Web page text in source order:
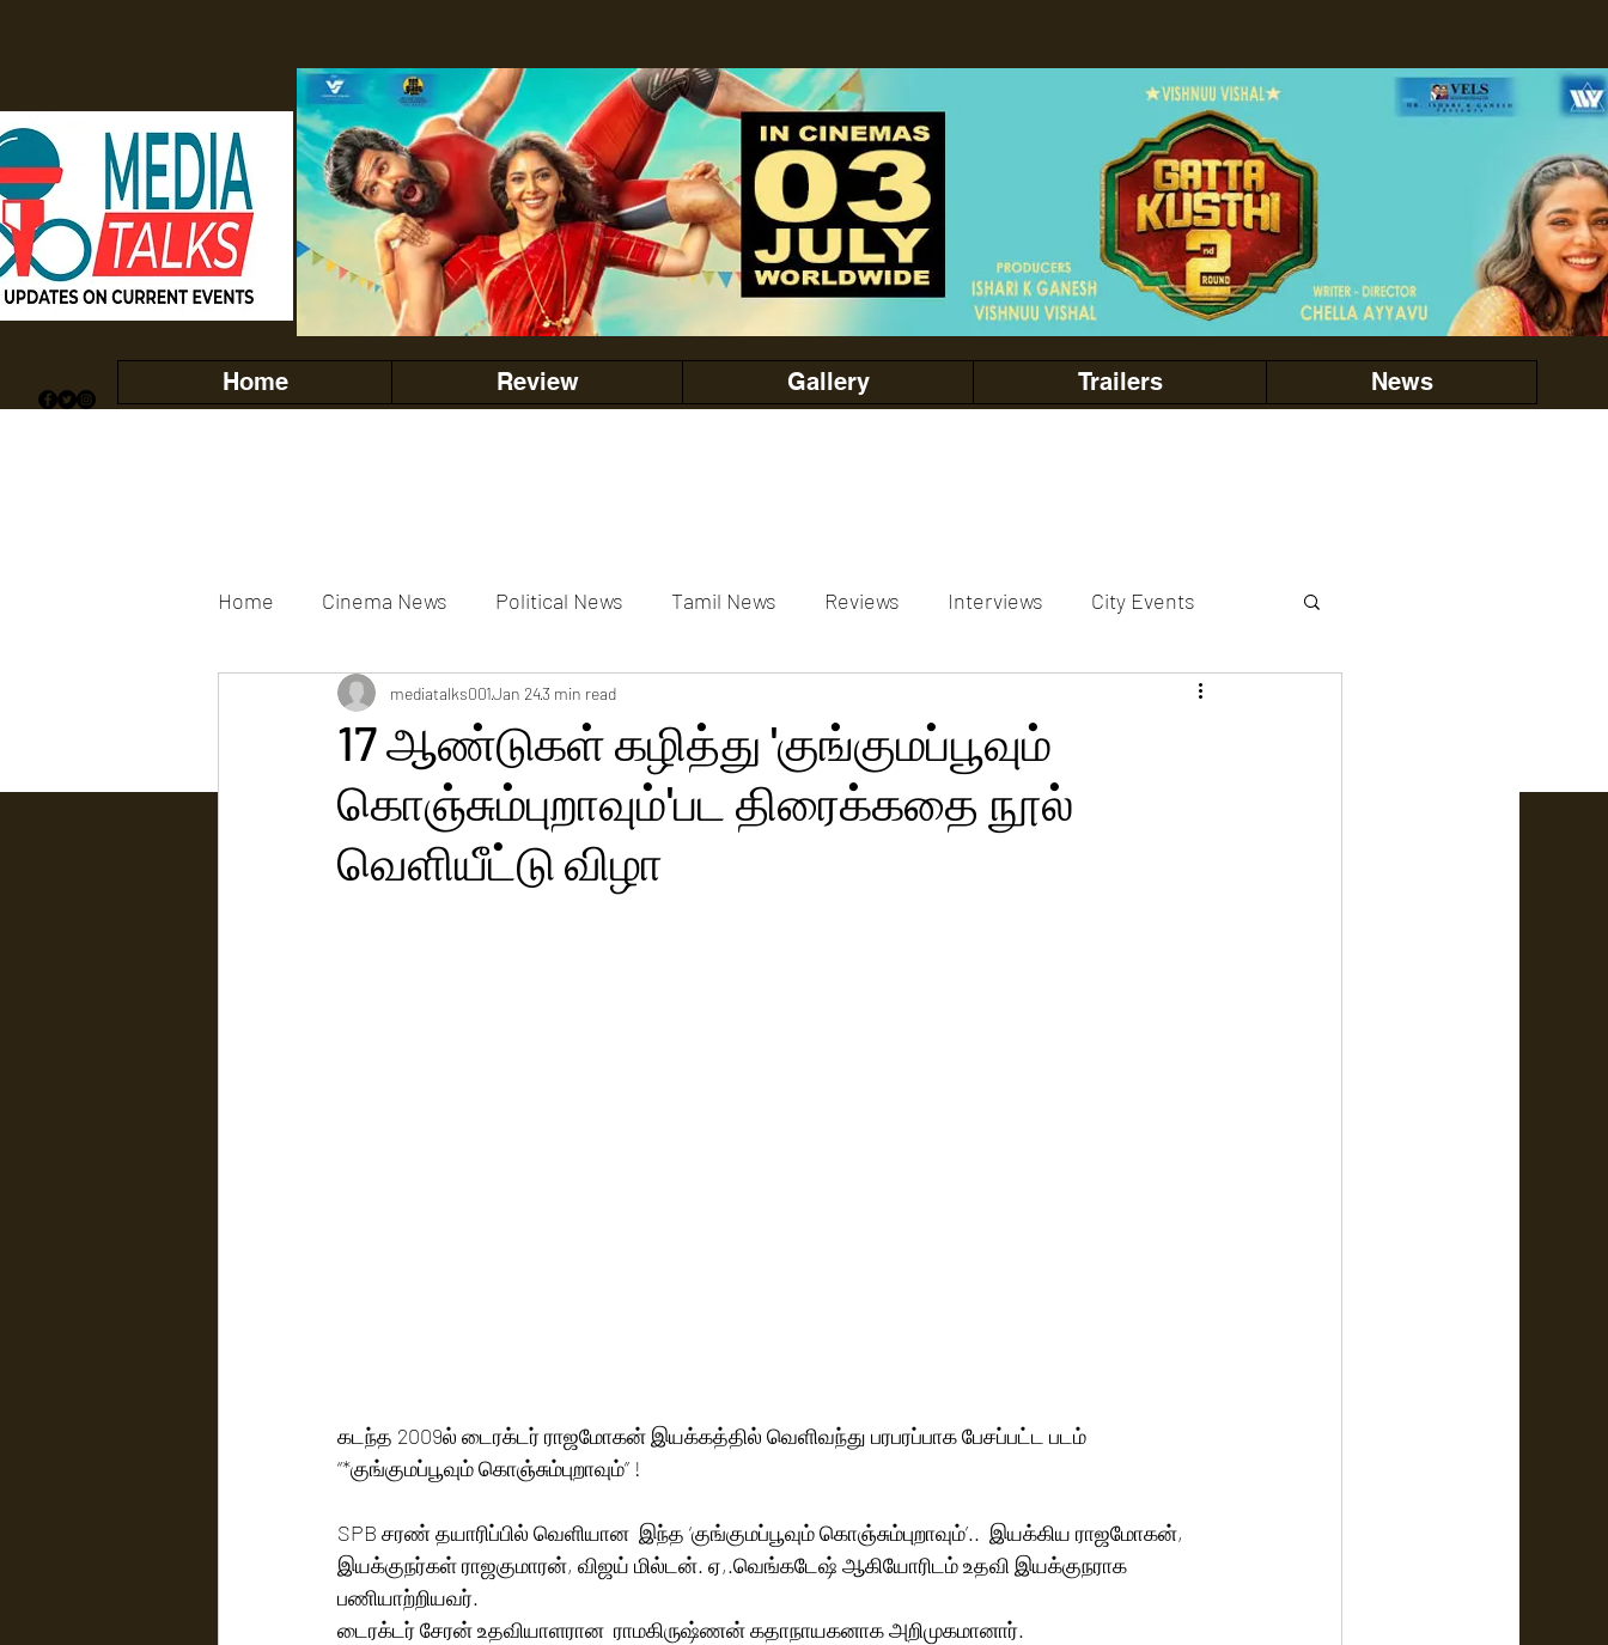
Home Review Gallery Trailers News
Home Cinema News Political News Tamil News Reviews Interviews City Events
Movies Gallery Actress Gallery actors gallery
Tv news
17 ஆண்டுகள் கழித்து 'குங்குமப்பூவும்
கொஞ்சும்புறாவும்'பட திரைக்கதை நூல்
வெளியீட்டு விழா
mediatalks001Jan 243 min read
கடந்த 2009ல் டைரக்டர் ராஜமோகன் இயக்கத்தில் வெளிவந்து பரபரப்பாக பேசப்பட்ட படம்
“*குங்குமப்பூவும் கொஞ்சும்புறாவும்” !
SPB சரண் தயாரிப்பில் வெளியான  இந்த ‘குங்குமப்பூவும் கொஞ்சும்புறாவும்’..  இயக்கிய ராஜமோகன்,
இயக்குநர்கள் ராஜகுமாரன், விஜய் மில்டன். ஏ,.வெங்கடேஷ் ஆகியோரிடம் உதவி இயக்குநராக
பணியாற்றியவர்.
டைரக்டர் சேரன் உதவியாளரான  ராமகிருஷ்ணன் கதாநாயகனாக அறிமுகமானார்.